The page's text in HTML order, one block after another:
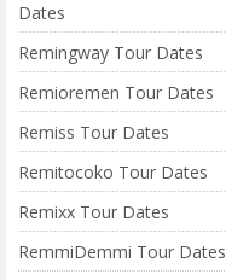
Dates
Remingway Tour Dates
Remioremen Tour Dates
Remiss Tour Dates
Remitocoko Tour Dates
Remixx Tour Dates
RemmiDemmi Tour Dates